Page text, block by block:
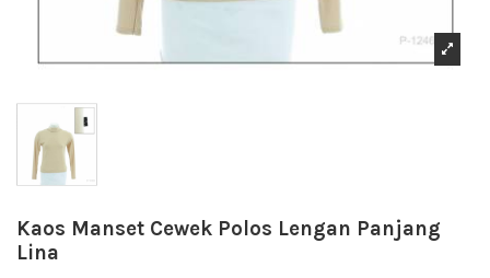
Kaos Manset Cewek Polos Lengan Panjang
Lina